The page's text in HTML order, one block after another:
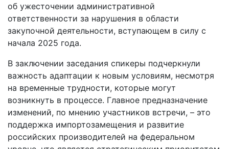
об ужесточении административной
ответственности за нарушения в области
закупочной деятельности, вступающем в силу с
начала 2025 года.
В заключении заседания спикеры подчеркнули
важность адаптации к новым условиям, несмотря
на временные трудности, которые могут
возникнуть в процессе. Главное предназначение
изменений, по мнению участников встречи, – это
поддержка импортозамещения и развитие
российских производителей на федеральном